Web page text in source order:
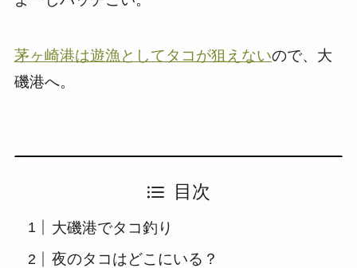
茅ヶ崎港は遊漁としてタコが狙えないので、大
磯港へ。
目次
大磯港でタコ釣り
夜のタコはどこにいる？